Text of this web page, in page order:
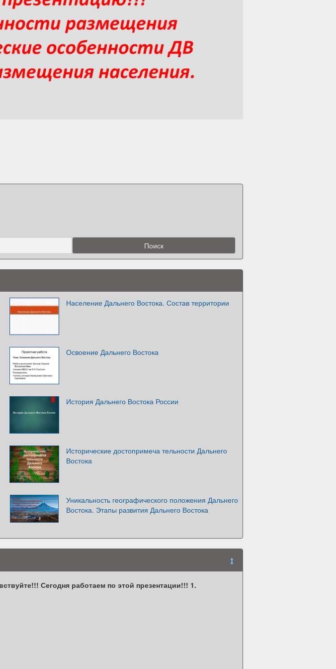
Население Дальнего Востока. Состав территории
Освоение Дальнего Востока
История Дальнего Востока России
Исторические достопримеча тельности Дальнего
Востока
Уникальность географического положения Дальнего
Востока. Этапы развития Дальнего Востока
Сегодня работаем по этой презентации!!! 1.